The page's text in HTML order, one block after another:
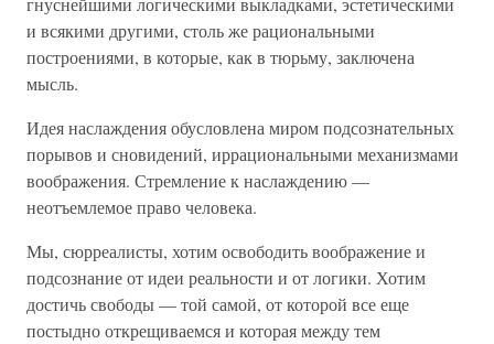
и всякими другими, столь же рациональными
построениями, в которые, как в тюрьму, заключена
мысль.
Идея наслаждения обусловлена миром подсознательных
порывов и сновидений, иррациональными механизмами
воображения. Стремление к наслаждению —
неотъемлемое право человека.
Мы, сюрреалисты, хотим освободить воображение и
подсознание от идеи реальности и от логики. Хотим
достичь свободы — той самой, от которой все еще
постыдно открещиваемся и которая между тем